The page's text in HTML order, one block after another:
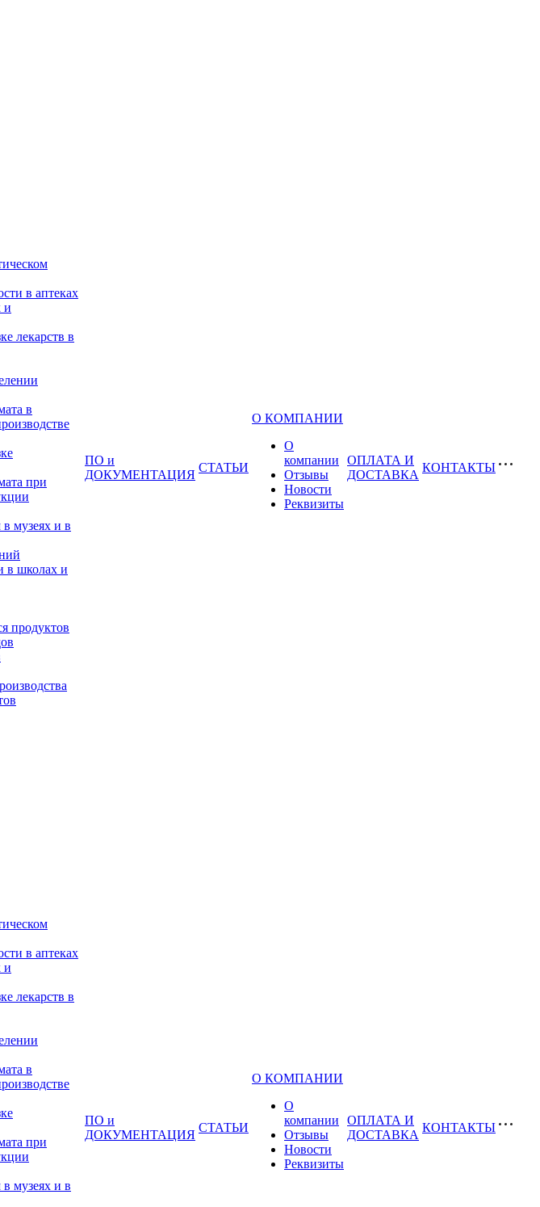
в аптеках
и
лекарств в
в
при
музеях и в
в школах и
продуктов
ПО и
ДОКУМЕНТАЦИЯ
СТАТЬИ
О КОМПАНИИ
О
компании
Отзывы
Новости
Реквизиты
ОПЛАТА И
ДОСТАВКА
КОНТАКТЫ
в аптеках
и
лекарств в
в
при
музеях и в
ПО и
ДОКУМЕНТАЦИЯ
СТАТЬИ
О КОМПАНИИ
О
компании
Отзывы
Новости
Реквизиты
ОПЛАТА И
ДОСТАВКА
КОНТАКТЫ